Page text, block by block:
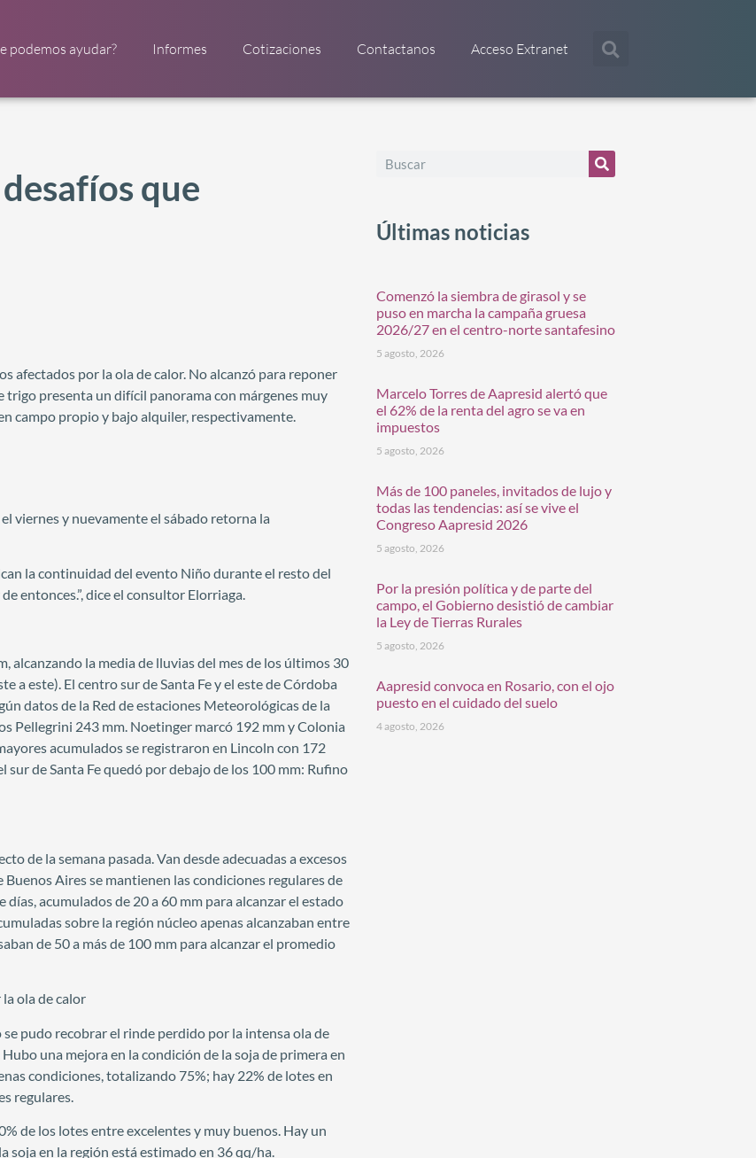
podemos ayudar? Informes Cotizaciones Contactanos Acceso Extranet
que
afectados por la ola de calor. No alcanzó para reponer
trigo presenta un difícil panorama con márgenes muy
campo propio y bajo alquiler, respectivamente.
viernes y nuevamente el sábado retorna la
la continuidad del evento Niño durante el resto del
entonces.”, dice el consultor Elorriaga.
alcanzando la media de lluvias del mes de los últimos 30
a este). El centro sur de Santa Fe y el este de Córdoba
datos de la Red de estaciones Meteorológicas de la
Pellegrini 243 mm. Noetinger marcó 192 mm y Colonia
acumulados se registraron en Lincoln con 172
de Santa Fe quedó por debajo de los 100 mm: Rufino
de la semana pasada. Van desde adecuadas a excesos
Aires se mantienen las condiciones regulares de
acumulados de 20 a 60 mm para alcanzar el estado
sobre la región núcleo apenas alcanzaban entre
de 50 a más de 100 mm para alcanzar el promedio
ola de calor
pudo recobrar el rinde perdido por la intensa ola de
una mejora en la condición de la soja de primera en
condiciones, totalizando 75%; hay 22% de lotes en
regulares.
de los lotes entre excelentes y muy buenos. Hay un
soja en la región está estimado en 36 qq/ha.
Últimas noticias
Comenzó la siembra de girasol y se
puso en marcha la campaña gruesa
2026/27 en el centro-norte santafesino
5 agosto, 2026
Marcelo Torres de Aapresid alertó que
el 62% de la renta del agro se va en
impuestos
5 agosto, 2026
Más de 100 paneles, invitados de lujo y
todas las tendencias: así se vive el
Congreso Aapresid 2026
5 agosto, 2026
Por la presión política y de parte del
campo, el Gobierno desistió de cambiar
la Ley de Tierras Rurales
5 agosto, 2026
Aapresid convoca en Rosario, con el ojo
puesto en el cuidado del suelo
4 agosto, 2026